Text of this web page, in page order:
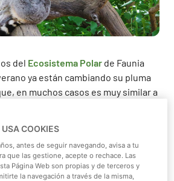
del Ecosistema Polar de Faunia
ya están cambiando su pluma
en muchos casos es muy similar a
haciendo excursiones al pabellón y
nido. Ahora que ya tienen unos
independientes. De pequeños
la leche de buche directamente del
COOKIES
antes de seguir navegando, avisa a tu
que las gestione, acepte o rechace. Las
Página Web son propias y de terceros y
la navegación a través de la misma,